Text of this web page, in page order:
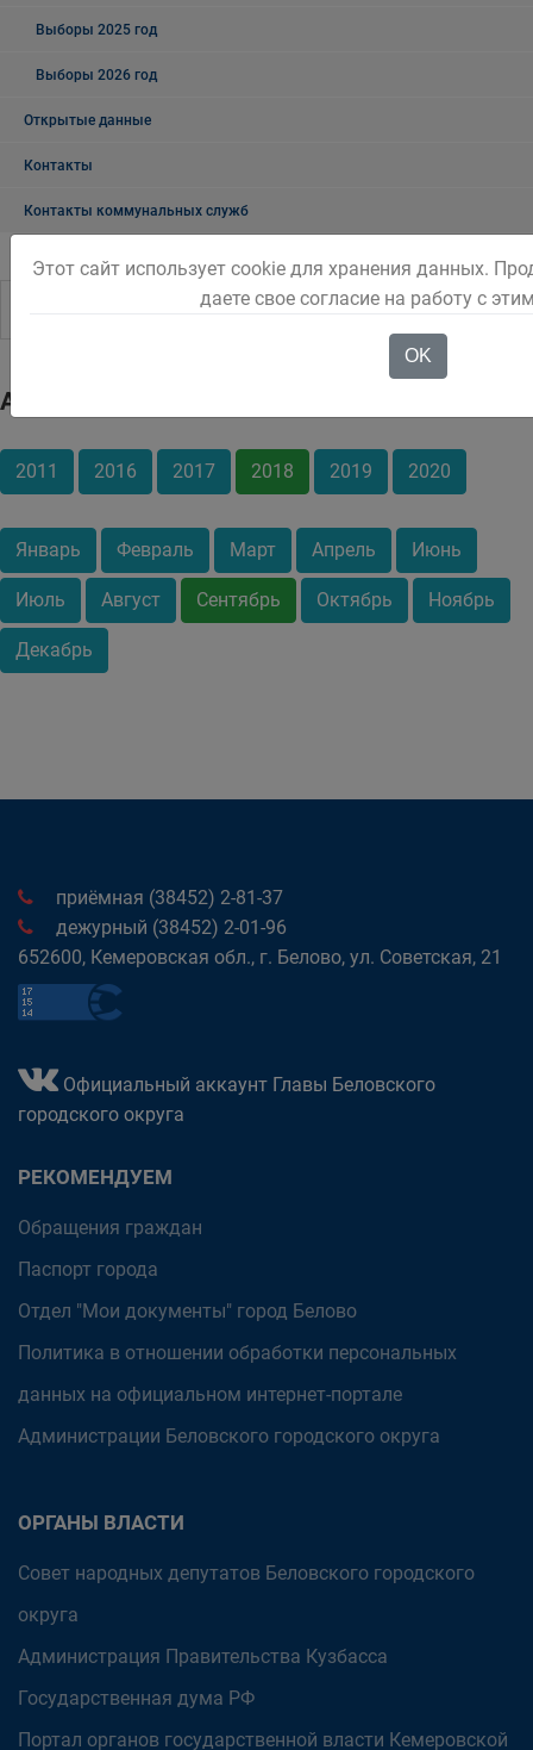
Выборы 2025 год
Выборы 2026 год
Открытые данные
Контакты
Контакты коммунальных служб
Архив
2011 2016 2017 2018 2019 2020
Январь Февраль Март Апрель Июнь
Июль Август Сентябрь Октябрь Ноябрь
Декабрь
приёмная (38452) 2-81-37
дежурный (38452) 2-01-96
652600, Кемеровская обл., г. Белово, ул. Советская, 21
Официальный аккаунт Главы Беловского
городского округа
РЕКОМЕНДУЕМ
Обращения граждан
Паспорт города
Отдел "Мои документы" город Белово
Политика в отношении обработки персональных
данных на официальном интернет-портале
Администрации Беловского городского округа
ОРГАНЫ ВЛАСТИ
Совет народных депутатов Беловского городского
округа
Администрация Правительства Кузбасса
Государственная дума РФ
Портал органов государственной власти Кемеровской
Этот сайт использует cookie для хранения данных.
даете свое согласие на работу с
OK